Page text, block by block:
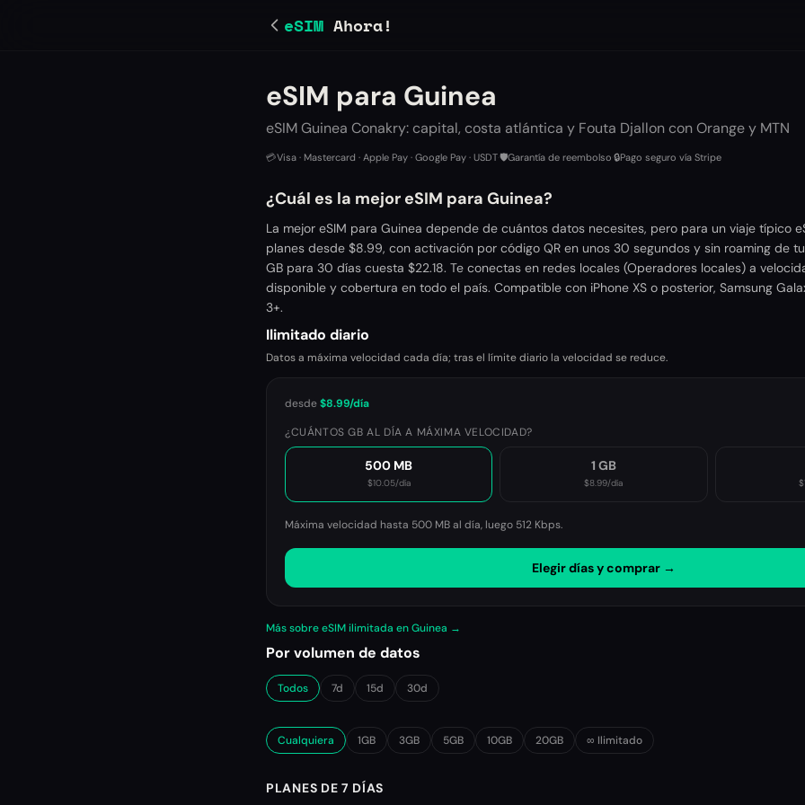
eSIM Ahora!
eSIM para Guinea
eSIM Guinea Conakry: capital, costa atlántica y Fouta Djallon con Orange y MTN
💳Visa · Mastercard · Apple Pay · Google Pay · USDT🛡️Garantía de reembolso 🔒Pago seguro vía Stripe
¿Cuál es la mejor eSIM para Guinea?
La mejor eSIM para Guinea depende de cuántos datos necesites, pero para un viaje típico
planes desde $8.99, con activación por código QR en unos 30 segundos y sin roaming de
GB para 30 días cuesta $22.18. Te conectas en redes locales (Operadores locales) a
disponible y cobertura en todo el país. Compatible con iPhone XS o posterior, Samsung
3+.
Ilimitado diario
Datos a máxima velocidad cada día; tras el límite diario la velocidad se reduce.
desde$8.99/día
¿CUÁNTOS GB AL DÍA A MÁXIMA VELOCIDAD?
500 MB
$10.05/día
1 GB
$8.99/día
Máxima velocidad hasta 500 MB al día, luego 512 Kbps.
Elegir días y comprar →
Más sobre eSIM ilimitada en Guinea →
Por volumen de datos
Todos 7d 15d 30d
Cualquiera 1GB 3GB 5GB 10GB 20GB ∞ Ilimitado
PLANES DE 7 DÍAS